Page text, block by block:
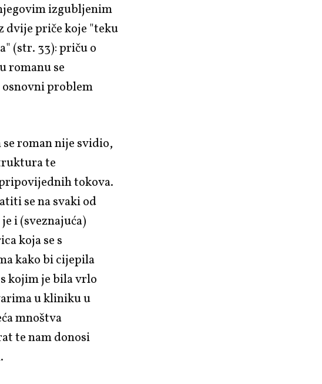
izgubljenim
dvije priče koje "teku
(str. 33): priču o
romanu se
problem
roman nije svidio,
te
tokova.
se na svaki od
i (sveznajuća)
koja se s
kako bi cijepila
kojim je bila vrlo
u kliniku u
mnoštva
te nam donosi